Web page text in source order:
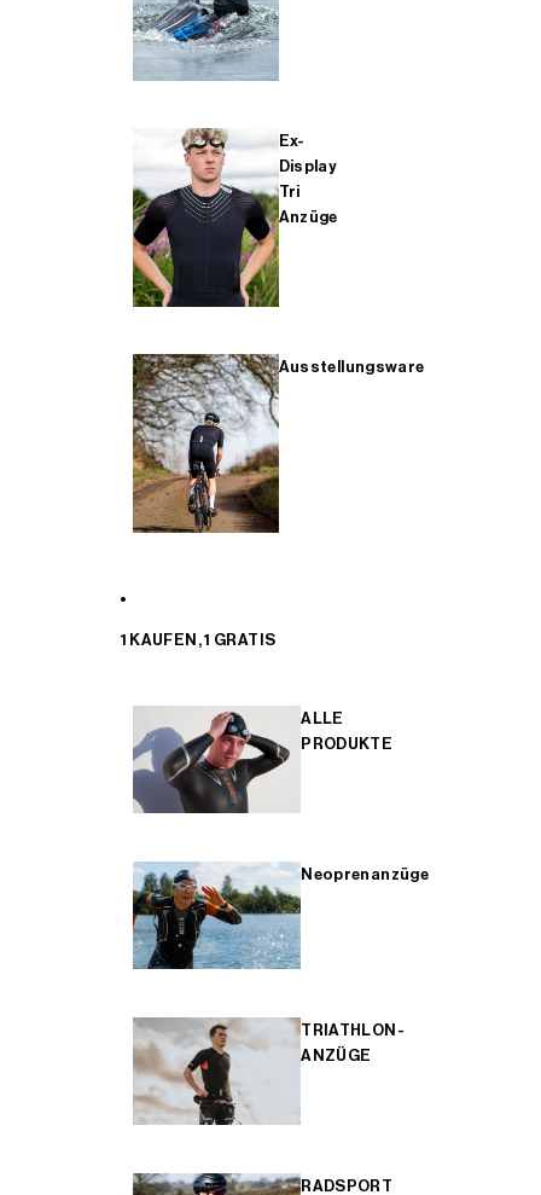
Ex-
Display
Tri
Anzüge
Ausstellungsware
1 KAUFEN, 1 GRATIS
ALLE
PRODUKTE
Neoprenanzüge
TRIATHLON-
ANZÜGE
RADSPORT